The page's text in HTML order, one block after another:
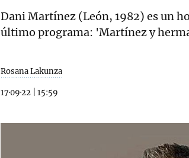
Dani Martínez (León, 1982) es un
último programa: 'Martínez y
Rosana Lakunza
17·09·22 15:59